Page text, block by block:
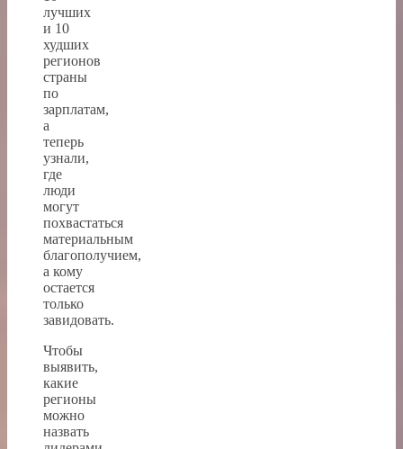
лучших
и 10
худших
регионов
страны
по
зарплатам,
а
теперь
узнали,
где
люди
могут
похвастаться
материальным
благополучием,
а кому
остается
только
завидовать.
Чтобы
выявить,
какие
регионы
можно
назвать